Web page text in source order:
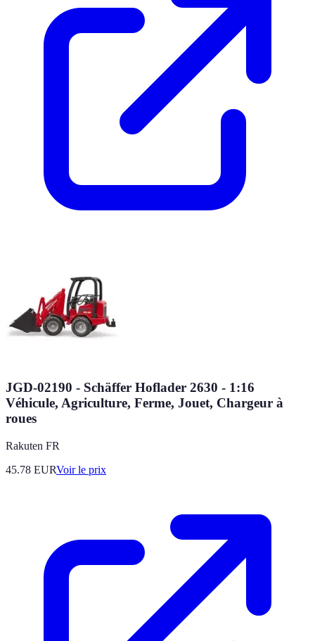
JGD-02190 - Schäffer Hoflader 2630 - 1:16
Véhicule, Agriculture, Ferme, Jouet, Chargeur à
roues
Rakuten FR
45.78 EURVoir le prix